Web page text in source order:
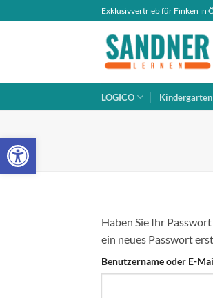
Open toolbar
Inhalt
Exklusivvertrieb für Finken in
LOGICO Kindergarten
Haben Sie Ihr
ein neues Passwort
Benutzername oder E-